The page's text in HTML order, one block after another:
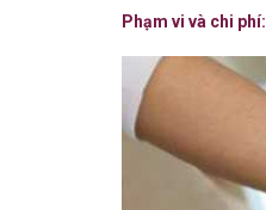
Phạm vi và chi phí: